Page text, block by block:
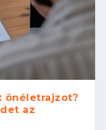
önéletrajzot?
az